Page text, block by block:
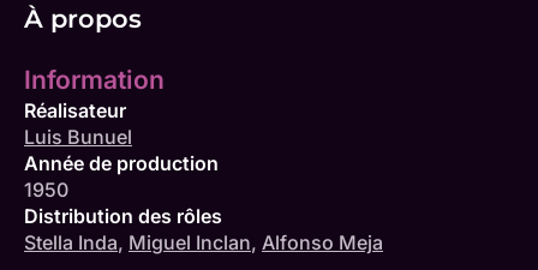
À propos
Information
Réalisateur
Luis Bunuel
Année de production
1950
Distribution des rôles
Stella Inda, Miguel Inclan, Alfonso Meja